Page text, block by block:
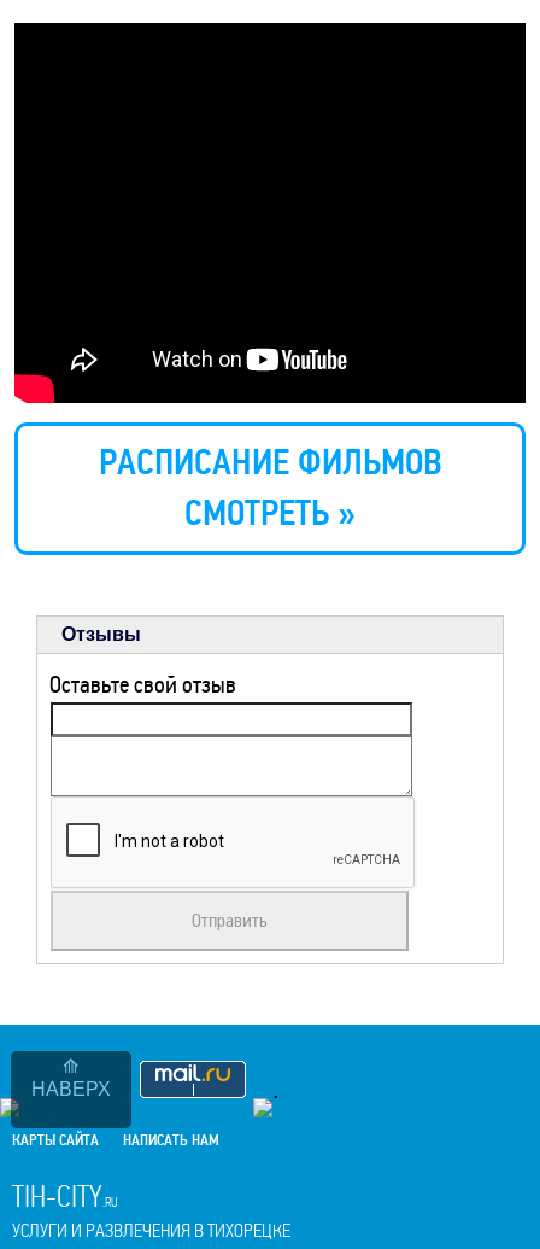
НАВЕРХ
РАСПИСАНИЕ ФИЛЬМОВ
СМОТРЕТЬ »
Отзывы
Оставьте свой отзыв
.
КАРТЫ САЙТА НАПИСАТЬ НАМ
TIH-CITY.RU
УСЛУГИ И РАЗВЛЕЧЕНИЯ В ТИХОРЕЦКЕ